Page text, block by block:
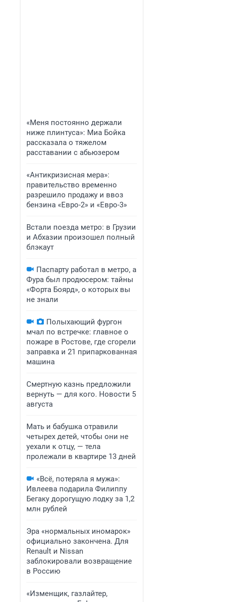
«Меня постоянно держали
ниже плинтуса»: Миа Бойка
рассказала о тяжелом
расставании с абьюзером
«Антикризисная мера»:
правительство временно
разрешило продажу и ввоз
бензина «Евро-2» и «Евро-3»
Встали поезда метро: в Грузии
и Абхазии произошел полный
блэкаут
Паспарту работал в метро, а
Фура был продюсером: тайны
«Форта Боярд», о которых вы
не знали
Полыхающий фургон
мчал по встречке: главное о
пожаре в Ростове, где сгорели
заправка и 21 припаркованная
машина
Смертную казнь предложили
вернуть — для кого. Новости 5
августа
Мать и бабушка отравили
четырех детей, чтобы они не
уехали к отцу, — тела
пролежали в квартире 13 дней
«Всё, потеряла я мужа»:
Ивлеева подарила Филиппу
Бегаку дорогущую лодку за 1,2
млн рублей
Эра «нормальных иномарок»
официально закончена. Для
Renault и Nissan
заблокировали возвращение
в Россию
«Изменщик, газлайтер,